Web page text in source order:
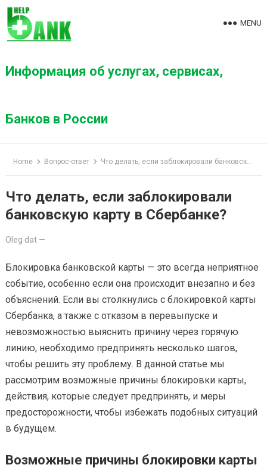
Информация об услугах, сервисах,
Банков в России
MENU
Home Вопрос-ответ Что делать, если заблокировали банковскую карту в Сбербанке?
Что делать, если заблокировали
банковскую карту в Сбербанке?
Oleg dat—
Блокировка банковской карты — это всегда неприятное
событие, особенно если она происходит внезапно и без
объяснений. Если вы столкнулись с блокировкой карты
Сбербанка, а также с отказом в перевыпуске и
невозможностью выяснить причину через горячую
линию, необходимо предпринять несколько шагов,
чтобы решить эту проблему. В данной статье мы
рассмотрим возможные причины блокировки карты,
действия, которые следует предпринять, и меры
предосторожности, чтобы избежать подобных ситуаций
в будущем.
Возможные причины блокировки карты